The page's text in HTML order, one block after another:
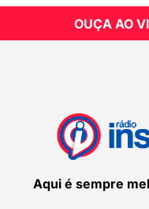
OUÇA AO
Aqui é sempre